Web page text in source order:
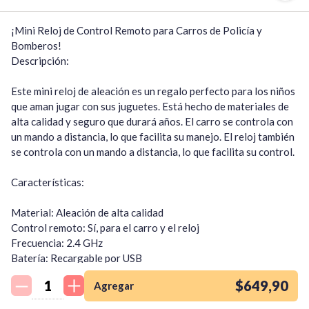
¡Quiero una
tienda así para mi
emprendimiento!
¡Mini Reloj de Control Remoto para Carros de Policía y
Bomberos!
Descripción:
Este mini reloj de aleación es un regalo perfecto para los niños
que aman jugar con sus juguetes. Está hecho de materiales de
alta calidad y seguro que durará años. El carro se controla con
un mando a distancia, lo que facilita su manejo. El reloj también
se controla con un mando a distancia, lo que facilita su control.
Características:
Material: Aleación de alta calidad
Control remoto: Sí, para el carro y el reloj
Frecuencia: 2.4 GHz
Batería: Recargable por USB
Edad recomendada: 3 años en adelante
Tamaño del carro: 8 cm x 12 cm
Tamaño del reloj: 17.8 cm x 8 cm
Agregar $649,90